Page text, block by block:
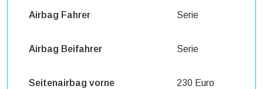
Airbag Fahrer Serie
Airbag Beifahrer Serie
Seitenairbag vorne 230 Euro